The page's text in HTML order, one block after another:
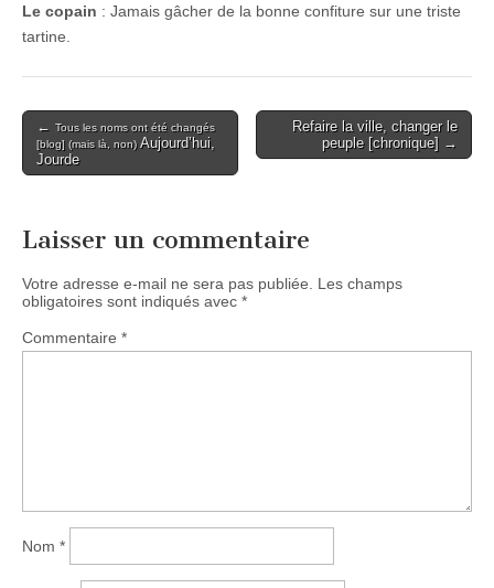
Le copain : Jamais gâcher de la bonne confiture sur une triste
tartine.
Post
navigation
← Tous les noms ont été changés
[blog] (mais là, non)Aujourd’hui,
Jourde
Refaire la ville, changer le
peuple [chronique] →
Laisser un commentaire
Votre adresse e-mail ne sera pas publiée.
Les champs
obligatoires sont indiqués avec *
Commentaire *
Nom *